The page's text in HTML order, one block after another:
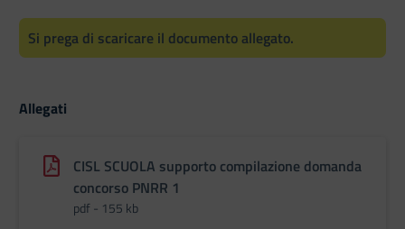
Si prega di scaricare il documento allegato.
Allegati
CISL SCUOLA supporto compilazione domanda
concorso PNRR 1
pdf - 155 kb